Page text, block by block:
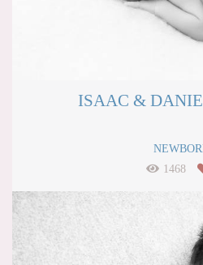
ISAAC &
1468